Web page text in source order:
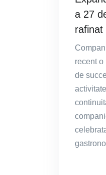
a 27
rafinat
recent o
de